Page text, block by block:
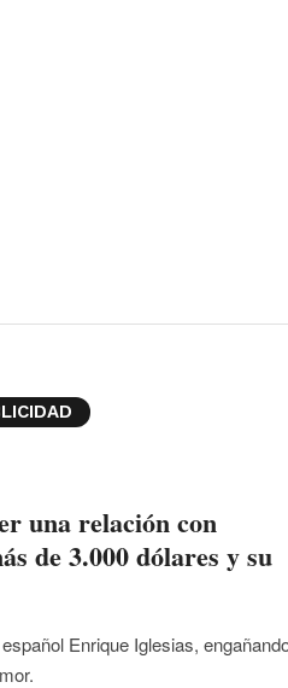
una relación con
de 3.000 dólares y su
Enrique Iglesias,